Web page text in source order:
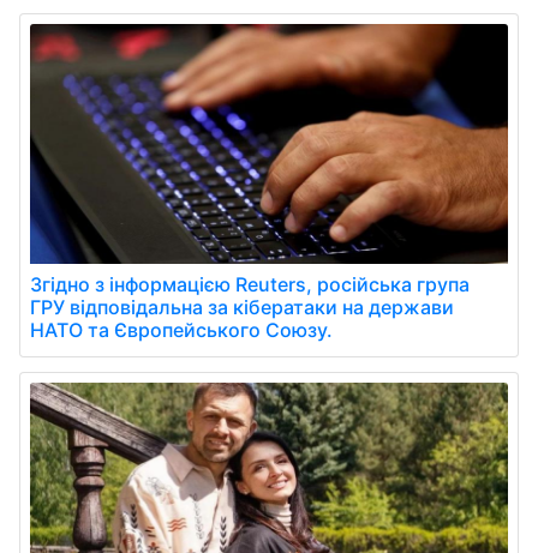
Згідно з інформацією Reuters, російська група
ГРУ відповідальна за кібератаки на держави
НАТО та Європейського Союзу.